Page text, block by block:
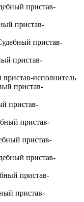
пристав-
пристав-
пристав-
пристав-
исполнитель
пристав-
пристав-
пристав-
пристав-
пристав-
пристав-
пристав-